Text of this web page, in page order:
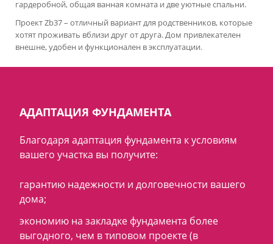
гардеробной, общая ванная комната и две уютные спальни.
Проект Zb37 – отличный вариант для родственников, которые
хотят проживать вблизи друг от друга. Дом привлекателен
внешне, удобен и функционален в эксплуатации.
АДАПТАЦИЯ ФУНДАМЕНТА
Благодаря адаптация фундамента к условиям
вашего участка вы получите:
гарантию надежности и долговечности вашего
дома;
экономию на закладке фундамента более
выгодного, чем в типовом проекте (в